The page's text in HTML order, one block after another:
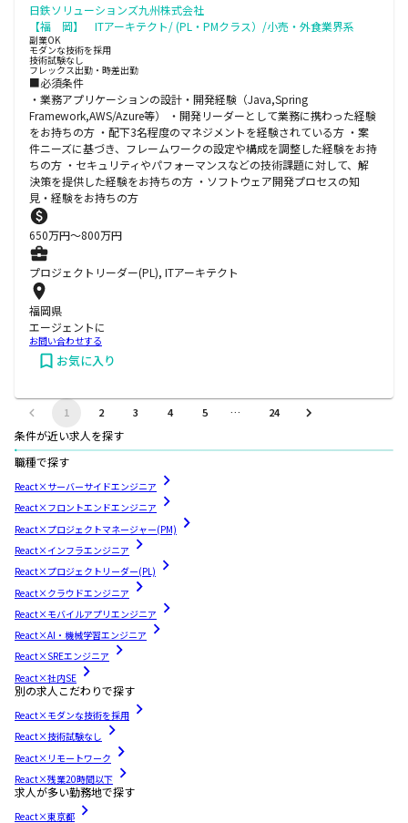
日鉄ソリューションズ九州株式会社
【福 岡】 ITアーキテクト/ (PL・PMクラス）/小売・外食業界系
副業OK
モダンな技術を採用
技術試験なし
フレックス出勤・時差出勤
■必須条件
・業務アプリケーションの設計・開発経験（Java,Spring
Framework,AWS/Azure等） ・開発リーダーとして業務に携わった経験
をお持ちの方 ・配下3名程度のマネジメントを経験されている方 ・案
件ニーズに基づき、フレームワークの設定や構成を調整した経験をお持
ちの方 ・セキュリティやパフォーマンスなどの技術課題に対して、解
決策を提供した経験をお持ちの方 ・ソフトウェア開発プロセスの知
見・経験をお持ちの方
650万円〜800万円
プロジェクトリーダー(PL), ITアーキテクト
福岡県
エージェントに
お問い合わせする
お気に入り
1 2 3 4 5 … 24
条件が近い求人を探す
職種で探す
React×サーバーサイドエンジニア
React×フロントエンドエンジニア
React×プロジェクトマネージャー(PM)
React×インフラエンジニア
React×プロジェクトリーダー(PL)
React×クラウドエンジニア
React×モバイルアプリエンジニア
React×AI・機械学習エンジニア
React×SREエンジニア
React×社内SE
別の求人こだわりで探す
React×モダンな技術を採用
React×技術試験なし
React×リモートワーク
React×残業20時間以下
求人が多い勤務地で探す
React×東京都